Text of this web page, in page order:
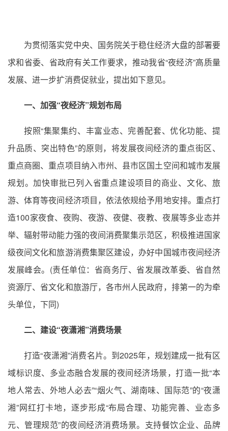
为贯彻落实党中央、国务院关于稳住经济大盘的部署要
求和省委、省政府有关工作要求，推动我省“夜经济”高质量
发展、进一步扩消费促就业，提出如下意见。
一、加强“夜经济”规划布局
按照“集聚集约、丰富业态、完善配套、优化功能、提
升品质、突出特色”的原则，将发展夜间经济的重点街区、
重点商圈、重点项目纳入市州、县市区国土空间和城市发展
规划。加快审批已列入省重点建设项目的商业、文化、旅
游、体育等夜间经济项目，依法依规给予用地安排。重点打
造100家夜食、夜购、夜游、夜健、夜教、夜展等多业态并
举、辐射带动能力强的夜间消费聚集示范区，积极推进国家
级夜间文化和旅游消费集聚区建设，办好中国城市夜间经济
发展峰会。(责任单位：省商务厅、省发展改革委、省自然
资源厅、省文化和旅游厅，各市州人民政府，排第一的为牵
头单位，下同)
二、建设“夜潇湘”消费场景
打造“夜潇湘”消费名片。到2025年，规划建成一批有区
域标识度、多业态融合发展的夜间经济场景，打造一批“本
地人常去、外地人必去”“烟火气、湖南味、国际范”的“夜潇
湘”网红打卡地，逐步形成“布局合理、功能完善、业态多
元、管理规范”的夜间经济消费场景。支持餐饮企业、品牌